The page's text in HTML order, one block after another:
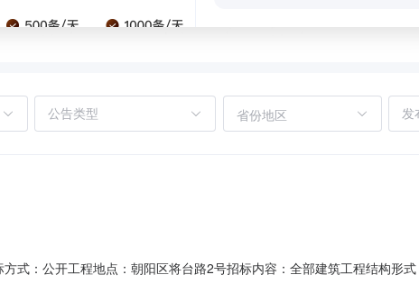
省份地区
式：公开工程地点：朝阳区将台路2号招标内容：全部建筑工程结构形式